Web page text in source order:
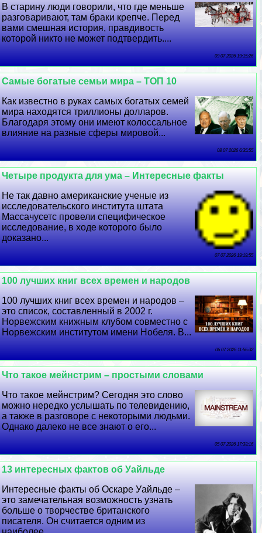
В старину люди говорили, что где меньше
разговаривают, там бpaки крепче. Перед
вами смешная история, правдивость
которой никто не может подтвердить....
09 07 2026 19:15:26
Самые богатые семьи мира – ТОП 10
Как известно в руках самых богатых семей
мира находятся триллионы долларов.
Благодаря этому они имеют колоссальное
влияние на разные сферы мировой...
08 07 2026 6:35:55
Четыре продукта для ума – Интересные факты
Не так давно американские ученые из
исследовательского института штата
Массачусетс провели специфическое
исследование, в ходе которого было
доказано...
07 07 2026 19:19:55
100 лучших книг всех времен и народов
100 лучших книг всех времен и народов –
это список, составленный в 2002 г.
Норвежским книжным клубом совместно с
Норвежским институтом имени Нобеля. В...
06 07 2026 11:56:32
Что такое мейнстрим – простыми словами
Что такое мейнстрим? Сегодня это слово
можно нередко услышать по телевидению,
а также в разговоре с некоторыми людьми.
Однако далеко не все знают о его...
05 07 2026 17:33:16
13 интересных фактов об Уайльде
Интересные факты об Оскаре Уайльде –
это замечательная возможность узнать
больше о творчестве британского
писателя. Он считается одним из